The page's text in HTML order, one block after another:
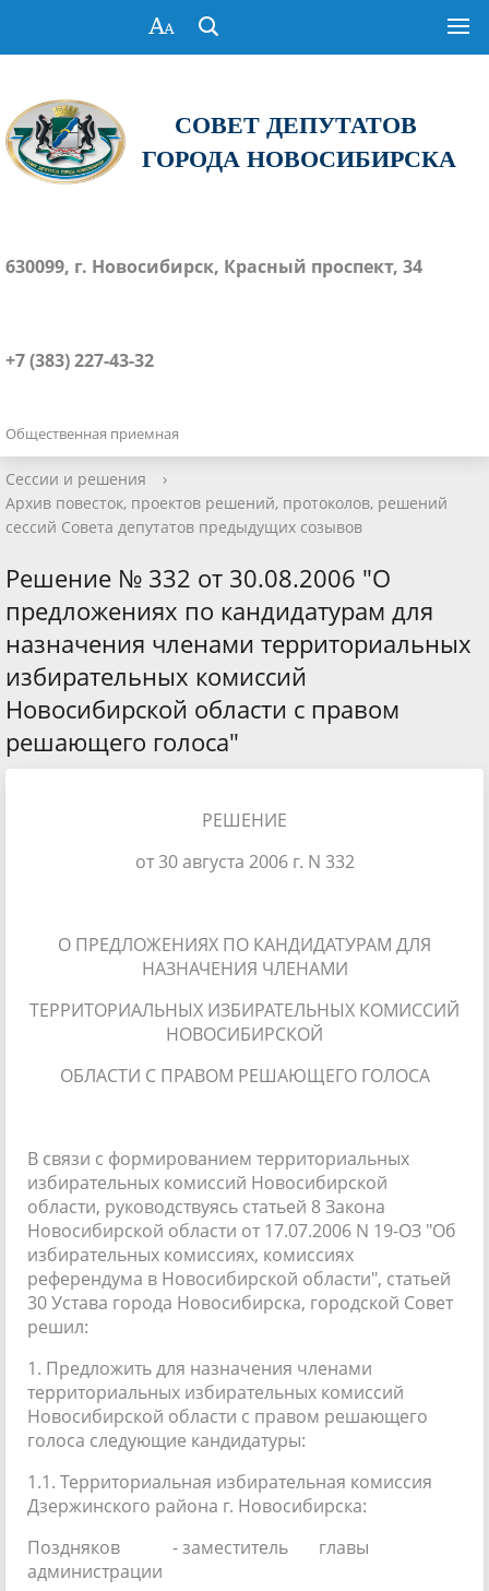
СОВЕТ ДЕПУТАТОВ
ГОРОДА НОВОСИБИРСКА
630099, г. Новосибирск, Красный проспект, 34
+7 (383) 227-43-32
Общественная приемная
Сессии и решения
›
Архив повесток, проектов решений, протоколов, решений
сессий Совета депутатов предыдущих созывов
Решение № 332 от 30.08.2006 "О
предложениях по кандидатурам для
назначения членами территориальных
избирательных комиссий
Новосибирской области с правом
решающего голоса"
РЕШЕНИЕ
от 30 августа 2006 г. N 332
О ПРЕДЛОЖЕНИЯХ ПО КАНДИДАТУРАМ ДЛЯ
НАЗНАЧЕНИЯ ЧЛЕНАМИ
ТЕРРИТОРИАЛЬНЫХ ИЗБИРАТЕЛЬНЫХ КОМИССИЙ
НОВОСИБИРСКОЙ
ОБЛАСТИ С ПРАВОМ РЕШАЮЩЕГО ГОЛОСА
В связи с формированием территориальных
избирательных комиссий Новосибирской
области, руководствуясь статьей 8 Закона
Новосибирской области от 17.07.2006 N 19-ОЗ "Об
избирательных комиссиях, комиссиях
референдума в Новосибирской области", статьей
30 Устава города Новосибирска, городской Совет
решил:
1. Предложить для назначения членами
территориальных избирательных комиссий
Новосибирской области с правом решающего
голоса следующие кандидатуры:
1.1. Территориальная избирательная комиссия
Дзержинского района г. Новосибирска:
Поздняков - заместитель главы
администрации